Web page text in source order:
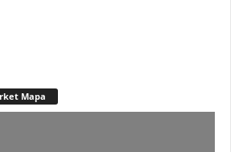
Mapa